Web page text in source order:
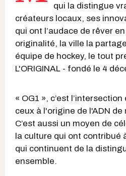
qui la distingue
créateurs locaux, ses
qui ont l’audace de rêver
originalité, la ville la
équipe de hockey, le tout
L'ORIGINAL - fondé le 4
« OG1 », c’est
ceux à l'origine de l'ADN
C’est aussi un moyen de
la culture qui ont contribué
qui continuent de la
ensemble.